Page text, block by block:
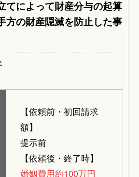
てによって財産分与の起算
方の財産隠滅を防止した事
【依頼前・初回請求
額】
提示前
【依頼後・終了時】
婚姻費用約100万円